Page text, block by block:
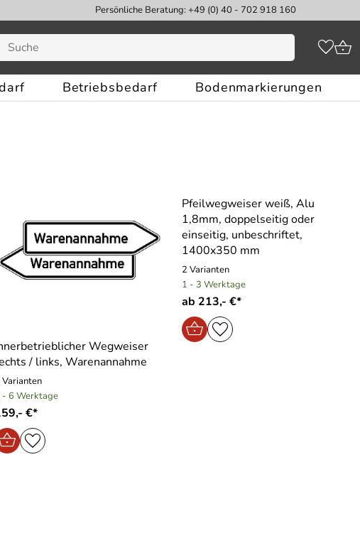
Persönliche Beratung: +49 (0) 40 - 702 918 160
Betriebsbedarf Bodenmarkierungen
Wegweiser
/ links, Warenannahme
Varianten
- 6 Werktage
€*
Pfeilwegweiser weiß, Alu
1,8mm, doppelseitig oder
einseitig, unbeschriftet,
1400x350 mm
2 Varianten
1 - 3 Werktage
ab 213,- €*